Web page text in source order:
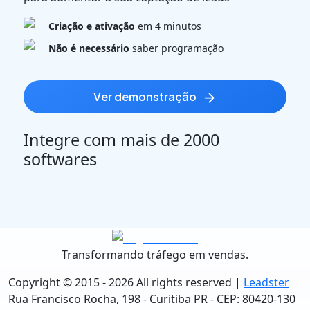
Criação e ativação em 4 minutos
Não é necessário saber programação
ver demonstração
Integre com mais de 2000
softwares
Transformando tráfego em vendas.
Copyright © 2015 -2026All rights reserved | Leadster
Rua Francisco Rocha, 198 - Curitiba PR - CEP: 80420-130